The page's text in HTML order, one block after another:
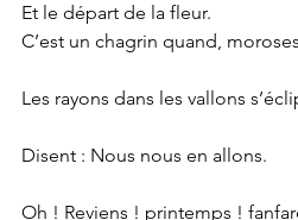
Et le départ de la fleur.
C’est un chagrin quand,
Les rayons dans les vallons
Disent : Nous nous en allons.
Oh ! Reviens ! printemps !